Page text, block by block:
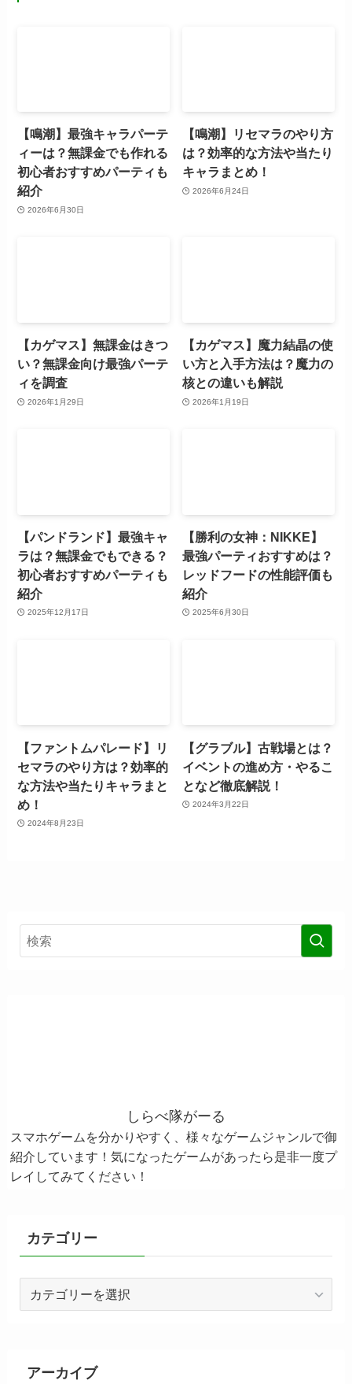
【鳴潮】最強キャラパーテ
ィーは？無課金でも作れる
初心者おすすめパーティも
紹介
2026年6月30日
【鳴潮】リセマラのやり方
は？効率的な方法や当たり
キャラまとめ！
2026年6月24日
【カゲマス】無課金はきつ
い？無課金向け最強パーテ
ィを調査
2026年1月29日
【カゲマス】魔力結晶の使
い方と入手方法は？魔力の
核との違いも解説
2026年1月19日
【パンドランド】最強キャ
ラは？無課金でもできる？
初心者おすすめパーティも
紹介
2025年12月17日
【勝利の女神：NIKKE】
最強パーティおすすめは？
レッドフードの性能評価も
紹介
2025年6月30日
【ファントムパレード】リ
セマラのやり方は？効率的
な方法や当たりキャラまと
め！
2024年8月23日
【グラブル】古戦場とは？
イベントの進め方・やるこ
となど徹底解説！
2024年3月22日
しらべ隊がーる
スマホゲームを分かりやすく、様々なゲームジャンルで御
紹介しています！気になったゲームがあったら是非一度プ
レイしてみてください！
カテゴリー
ーアーカイブ